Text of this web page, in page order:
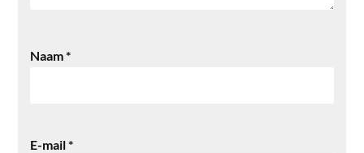
Naam*
E-mail*